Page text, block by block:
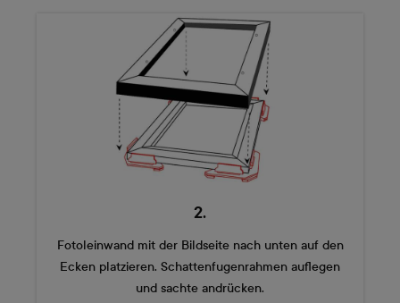
2.
Fotoleinwand mit der Bildseite nach unten auf den
Ecken platzieren. Schattenfugenrahmen auflegen
und sachte andrücken.